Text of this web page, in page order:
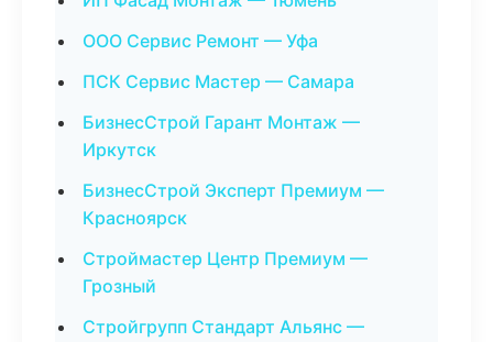
ООО Сервис Ремонт — Уфа
ПСК Сервис Мастер — Самара
БизнесСтрой Гарант Монтаж —
Иркутск
БизнесСтрой Эксперт Премиум —
Красноярск
Строймастер Центр Премиум —
Грозный
Стройгрупп Стандарт Альянс —